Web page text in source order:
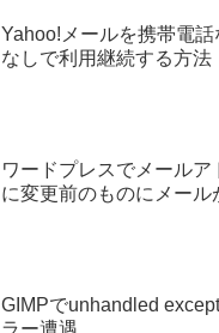
Yahoo!メールを携帯電
なしで利用継続する方法
ワードプレスでメールア
に変更前のものにメール
GIMPでunhandled